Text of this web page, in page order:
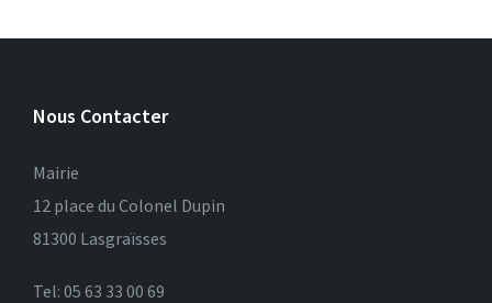
Nous Contacter
Mairie
12 place du Colonel Dupin
81300 Lasgraïsses
Tel: 05 63 33 00 69